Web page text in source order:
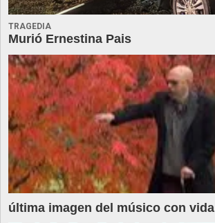
TRAGEDIA
Murió Ernestina Pais
última imagen del músico con vida